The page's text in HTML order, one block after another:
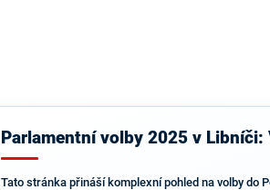
Parlamentní volby 2025 v
Tato stránka přináší komplexní pohled na volby do